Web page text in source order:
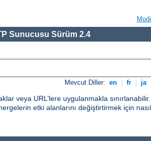
Sunucusu Sürüm 2.4
Mevcut Diller: en fr ja
veya URL’lere uygulanmakla
etki alanlarını değiştirtirmek için nasıl